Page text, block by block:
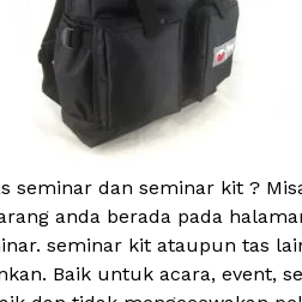
seminar dan seminar kit ?
anda berada pada
seminar kit ataupun tas
Baik untuk acara, event,